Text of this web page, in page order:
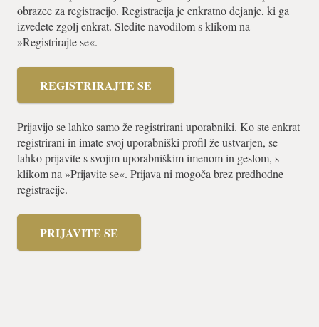
obrazec za registracijo. Registracija je enkratno dejanje, ki ga
izvedete zgolj enkrat. Sledite navodilom s klikom na
»Registrirajte se«.
REGISTRIRAJTE SE
Prijavijo se lahko samo že registrirani uporabniki. Ko ste enkrat
registrirani in imate svoj uporabniški profil že ustvarjen, se
lahko prijavite s svojim uporabniškim imenom in geslom, s
klikom na »Prijavite se«. Prijava ni mogoča brez predhodne
registracije.
PRIJAVITE SE